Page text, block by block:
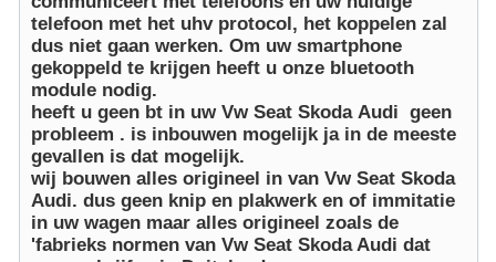
telefoon met het uhv protocol, het koppelen zal
dus niet gaan werken. Om uw smartphone
gekoppeld te krijgen heeft u onze bluetooth
module nodig.
heeft u geen bt in uw Vw Seat Skoda Audi geen
probleem . is inbouwen mogelijk ja in de meeste
gevallen is dat mogelijk.
wij bouwen alles origineel in van Vw Seat Skoda
Audi. dus geen knip en plakwerk en of immitatie
in uw wagen maar alles origineel zoals de
'fabrieks normen van Vw Seat Skoda Audi dat